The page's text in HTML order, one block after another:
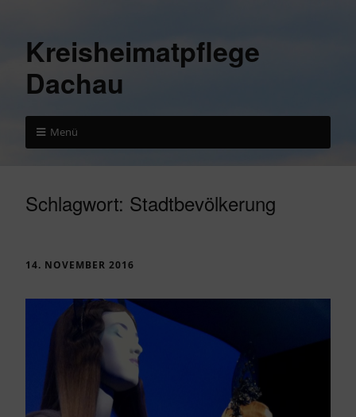
Kreisheimatpflege
Dachau
Menü
Schlagwort: Stadtbevölkerung
14. NOVEMBER 2016